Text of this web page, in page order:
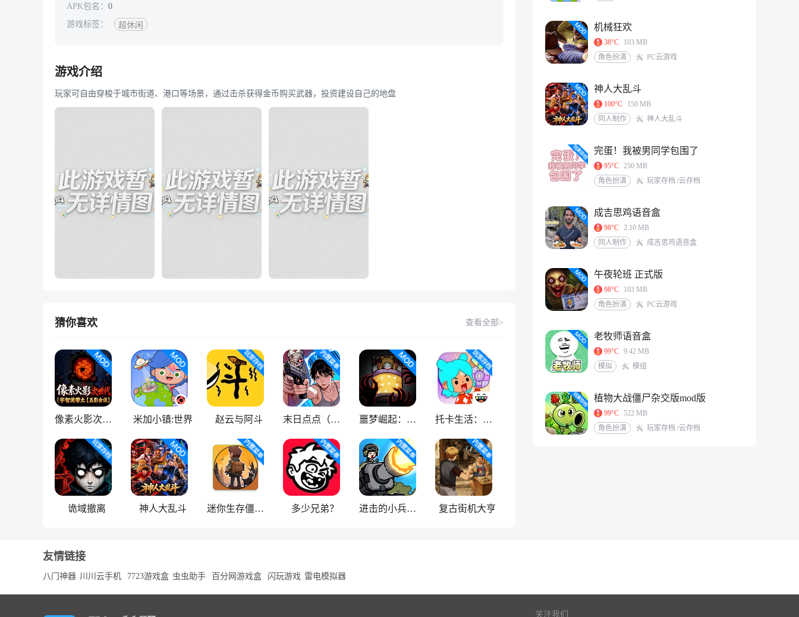
APK包名： 0
游戏标签：
超休闲
游戏介绍
玩家可自由穿梭于城市街道、港口等场景，通过击杀获得金币购买武器，投资建设自己的地盘
猜你喜欢 查看全部>
像素火影次世代 米加小镇:世界 赵云与阿斗 末日点点（辅助菜单） 噩梦崛起：生存 托卡生活：世界
诡域撤离 神人大乱斗 迷你生存僵尸大战魔改版 多少兄弟？ 进击的小兵（内置菜单） 复古街机大亨
机械狂欢
38°C
103 MB
角色扮演
PC云游戏
神人大乱斗
100°C
150 MB
同人制作
神人大乱斗
完蛋！我被男同学包围了
95°C
250 MB
角色扮演
玩家存档 /云存档
成吉思鸡语音盒
98°C
2.10 MB
同人制作
成吉思鸡语音盒
午夜轮班 正式版
98°C
103 MB
角色扮演
PC云游戏
老牧师语音盒
99°C
9.42 MB
模拟
模组
植物大战僵尸杂交版mod版
99°C
522 MB
角色扮演
玩家存档 /云存档
友情链接
八门神器 川川云手机 7723游戏盒 虫虫助手 百分网游戏盒 闪玩游戏 雷电模拟器
关注我们